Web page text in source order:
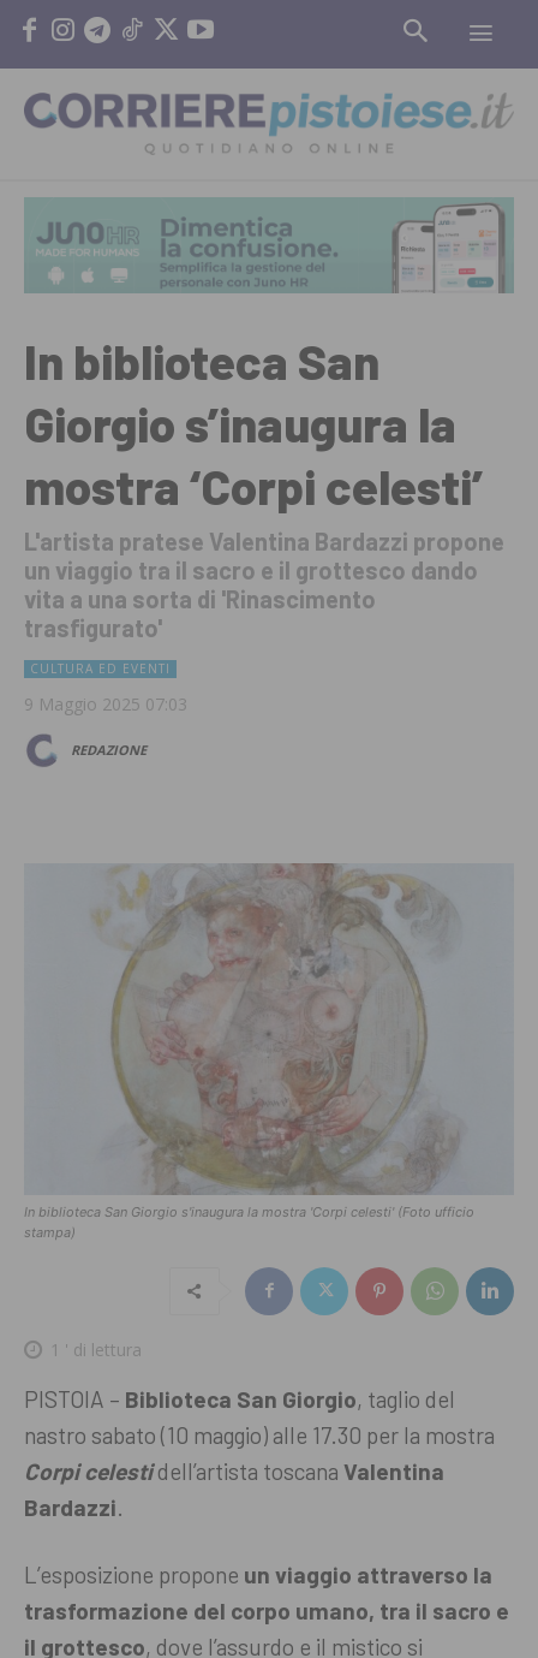
In biblioteca San
Giorgio s’inaugura la
mostra ‘Corpi celesti’
L'artista pratese Valentina Bardazzi propone
un viaggio tra il sacro e il grottesco dando
vita a una sorta di 'Rinascimento
trasfigurato'
CULTURA ED EVENTI
9 Maggio 2025 07:03
REDAZIONE
In biblioteca San Giorgio s'inaugura la mostra 'Corpi celesti' (Foto ufficio
stampa)
1 ' di lettura
PISTOIA – Biblioteca San Giorgio, taglio del
nastro sabato (10 maggio) alle 17.30 per la mostra
Corpi celesti dell’artista toscana Valentina
Bardazzi.
L’esposizione propone un viaggio attraverso la
trasformazione del corpo umano, tra il sacro e
il grottesco, dove l’assurdo e il mistico si